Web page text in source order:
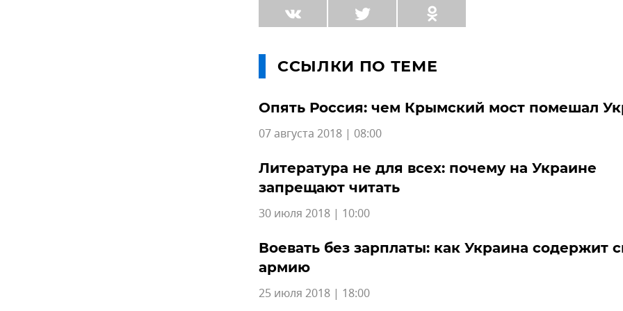
ССЫЛКИ ПО ТЕМЕ
Опять Россия: чем Крымский мост помешал
07 августа 2018 | 08:00
Литература не для всех: почему на Украине
запрещают читать
30 июля 2018 | 10:00
Воевать без зарплаты: как Украина содержит
армию
25 июля 2018 | 18:00